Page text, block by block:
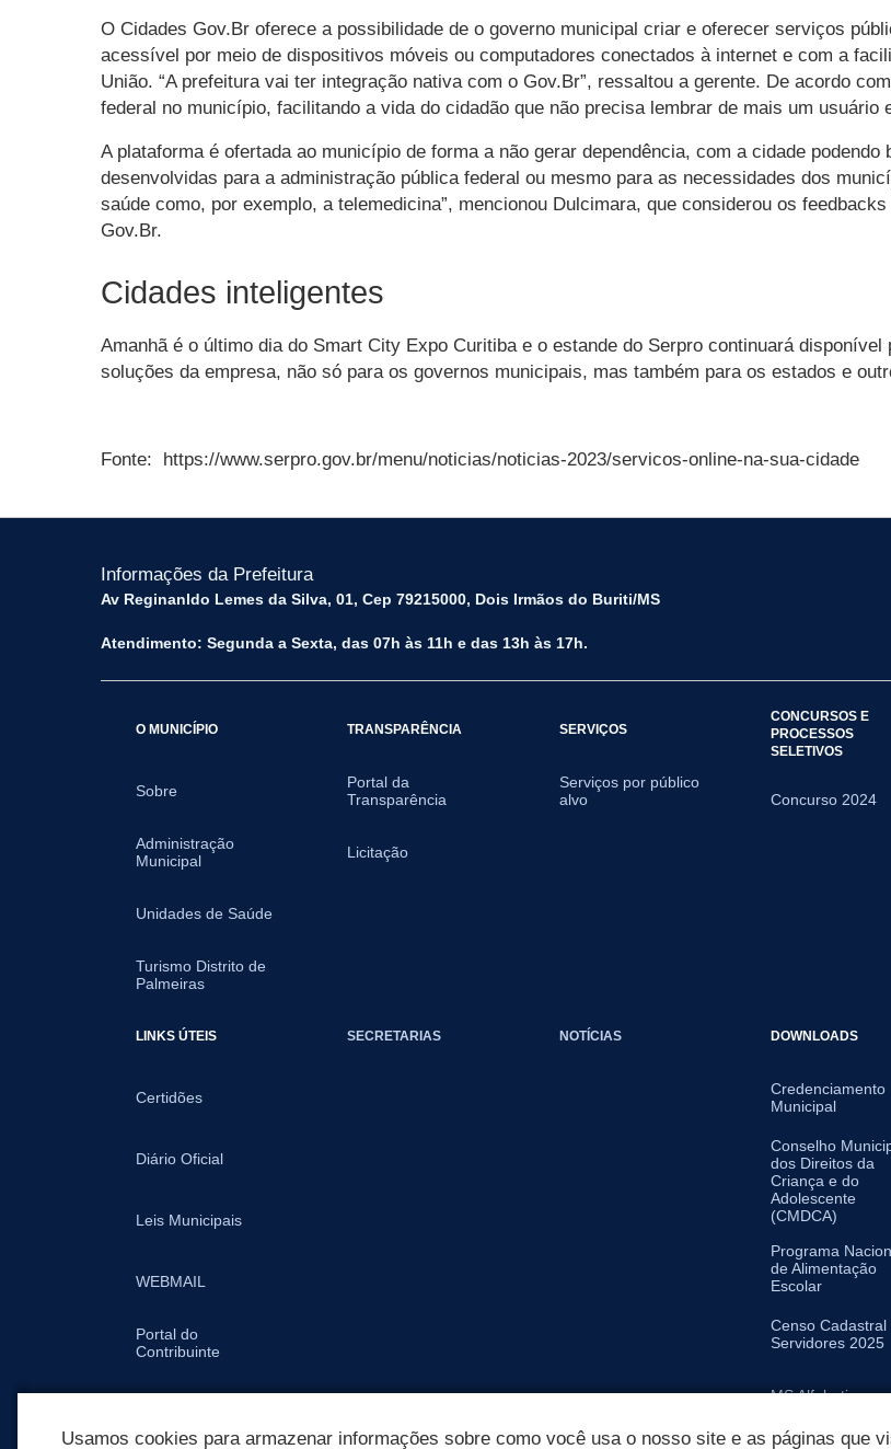
O Cidades Gov.Br oferece a possibilidade de o governo municipal criar e oferecer serviços
acessível por meio de dispositivos móveis ou computadores conectados à internet e com a
União. “A prefeitura vai ter integração nativa com o Gov.Br”, ressaltou a gerente. De acordo
federal no município, facilitando a vida do cidadão que não precisa lembrar de mais um usuário
A plataforma é ofertada ao município de forma a não gerar dependência, com a cidade
desenvolvidas para a administração pública federal ou mesmo para as necessidades dos
saúde como, por exemplo, a telemedicina”, mencionou Dulcimara, que considerou os
Gov.Br.
Cidades inteligentes
Amanhã é o último dia do Smart City Expo Curitiba e o estande do Serpro continuará
soluções da empresa, não só para os governos municipais, mas também para os estados e
Fonte: https://www.serpro.gov.br/menu/noticias/noticias-2023/servicos-online-na-sua-cidade
Informações da Prefeitura
Av Reginanldo Lemes da Silva, 01, Cep 79215000, Dois Irmãos do Buriti/MS
Atendimento: Segunda a Sexta, das 07h às 11h e das 13h às 17h.
O MUNICÍPIO
Sobre
Administração
Municipal
Unidades de Saúde
Turismo Distrito de
Palmeiras
TRANSPARÊNCIA
Portal da
Transparência
Licitação
SERVIÇOS
Serviços por público
alvo
CONCURSOS E
PROCESSOS
SELETIVOS
Concurso 2024
LINKS ÚTEIS
Certidões
Diário Oficial
Leis Municipais
WEBMAIL
Portal do
Contribuinte
SECRETARIAS NOTÍCIAS DOWNLOADS
Credenciamento
Municipal
Conselho
dos Direitos da
Criança e do
Adolescente
(CMDCA)
Programa
de Alimentação
Escolar
Censo Cadastral
Servidores 2025
MS Alfabetiza
Usamos cookies para armazenar informações sobre como você usa o nosso site e as páginas que